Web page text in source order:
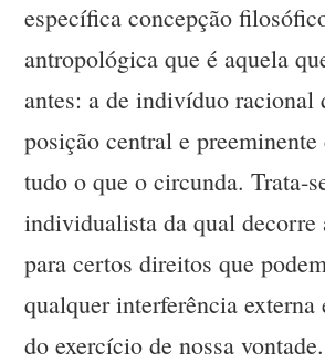
específica concepção
antropológica que é aquela
antes: a de indivíduo racional
posição central e
tudo o que o circunda. Trata-
individualista da qual decorre
para certos direitos que
qualquer interferência externa
do exercício de nossa